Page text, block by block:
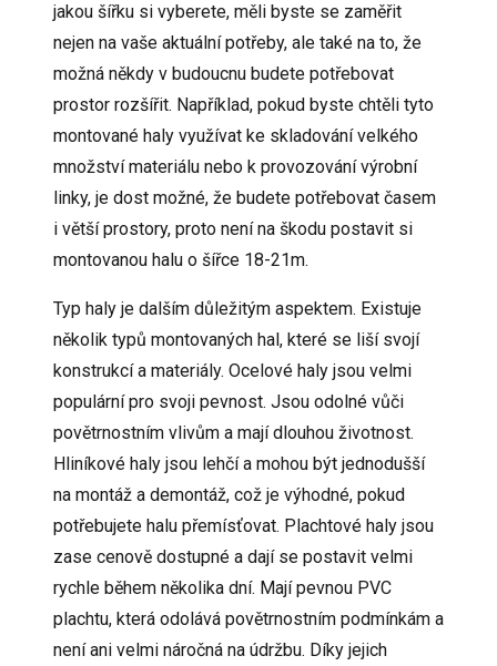
jakou šířku si vyberete, měli byste se zaměřit
nejen na vaše aktuální potřeby, ale také na to, že
možná někdy v budoucnu budete potřebovat
prostor rozšířit. Například, pokud byste chtěli tyto
montované haly využívat ke skladování velkého
množství materiálu nebo k provozování výrobní
linky, je dost možné, že budete potřebovat časem
i větší prostory, proto není na škodu postavit si
montovanou halu o šířce 18-21m.
Typ haly je dalším důležitým aspektem. Existuje
několik typů montovaných hal, které se liší svojí
konstrukcí a materiály. Ocelové haly jsou velmi
populární pro svoji pevnost. Jsou odolné vůči
povětrnostním vlivům a mají dlouhou životnost.
Hliníkové haly jsou lehčí a mohou být jednodušší
na montáž a demontáž, což je výhodné, pokud
potřebujete halu přemísťovat. Plachtové haly jsou
zase cenově dostupné a dají se postavit velmi
rychle během několika dní. Mají pevnou PVC
plachtu, která odolává povětrnostním podmínkám a
není ani velmi náročná na údržbu. Díky jejich